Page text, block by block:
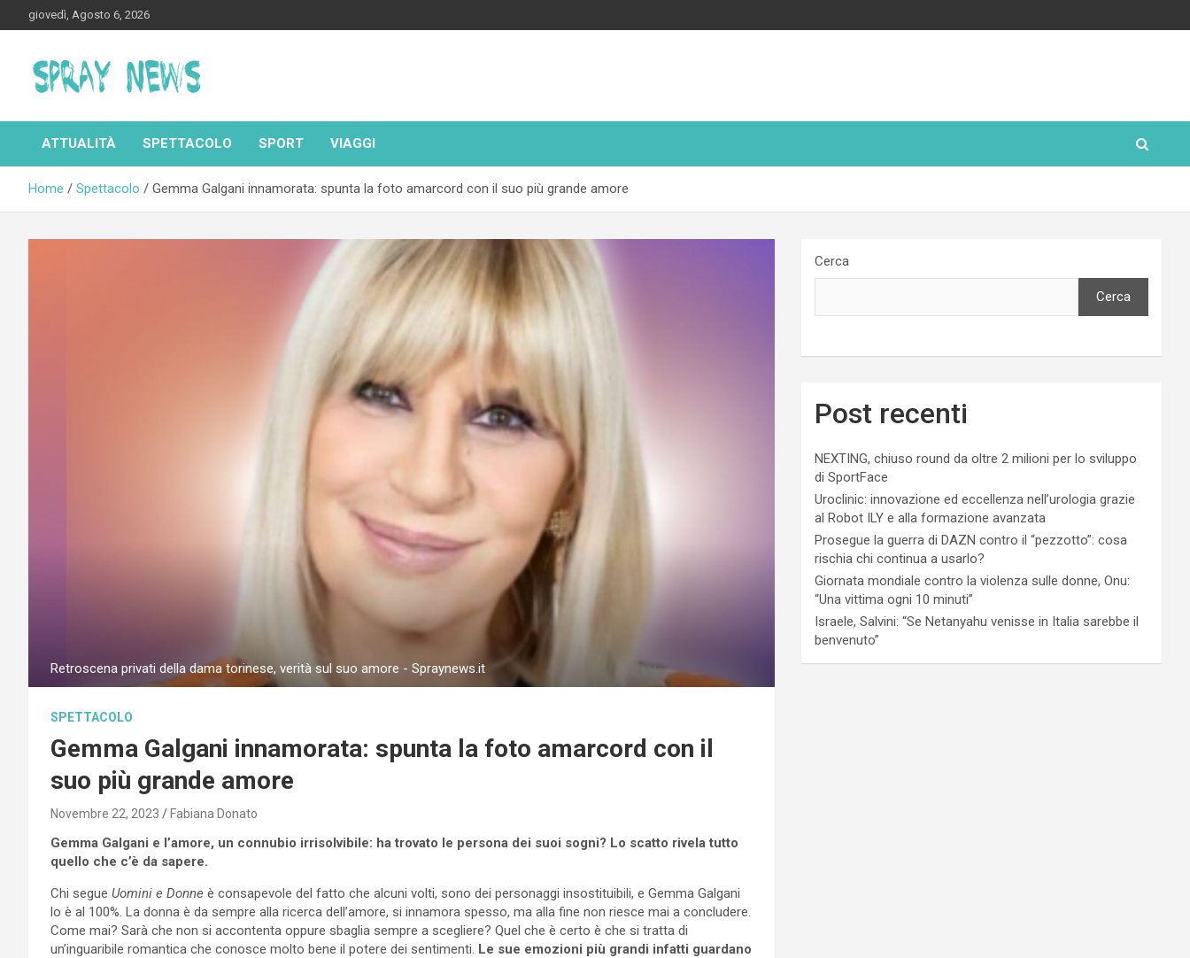
to
giovedì, Agosto 6, 2026
Spraynews.it
ATTUALITÀ SPETTACOLO SPORT VIAGGI
Home Spettacolo Gemma Galgani innamorata: spunta la foto amarcord con il suo più grande amore
Retroscena privati della dama torinese, verità sul suo amore - Spraynews.it
SPETTACOLO
Gemma Galgani innamorata: spunta la foto amarcord con il
suo più grande amore
Novembre 22, 2023 Fabiana Donato
Gemma Galgani e l’amore, un connubio irrisolvibile: ha trovato le persona dei suoi sogni? Lo scatto rivela tutto
quello che c’è da sapere.
Chi segue Uomini e Donne è consapevole del fatto che alcuni volti, sono dei personaggi insostituibili, e Gemma Galgani
lo è al 100%. La donna è da sempre alla ricerca dell’amore, si innamora spesso, ma alla fine non riesce mai a concludere.
Come mai? Sarà che non si accontenta oppure sbaglia sempre a scegliere? Quel che è certo è che si tratta di
un’inguaribile romantica che conosce molto bene il potere dei sentimenti. Le sue emozioni più grandi infatti guardano
Cerca
Cerca
Post recenti
NEXTING, chiuso round da oltre 2 milioni per lo sviluppo
di SportFace
Uroclinic: innovazione ed eccellenza nell’urologia grazie
al Robot ILY e alla formazione avanzata
Prosegue la guerra di DAZN contro il “pezzotto”: cosa
rischia chi continua a usarlo?
Giornata mondiale contro la violenza sulle donne, Onu:
“Una vittima ogni 10 minuti”
Israele, Salvini: “Se Netanyahu venisse in Italia sarebbe il
benvenuto”